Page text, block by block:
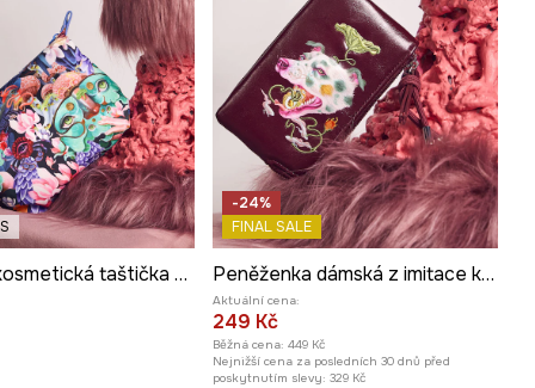
Cestovní kosmetická taštička z kolekce Kit Mizeres x Medicine
-24%
FINAL SALE
Peněženka dámská z imitace kůže z kolekce Kit Mizeres x Medicine
Aktuální cena:
249 Kč
Běžná cena: 449 Kč
Nejnižší cena za posledních 30 dnů před
poskytnutím slevy: 329 Kč